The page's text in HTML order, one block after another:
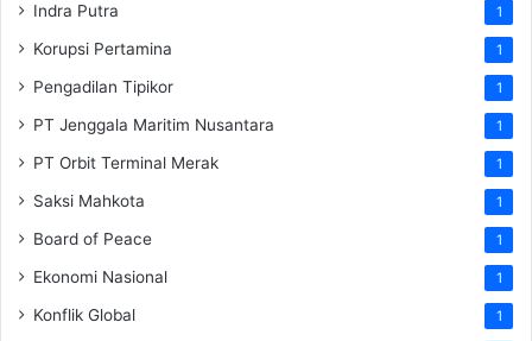
Indra Putra 1
Korupsi Pertamina 1
Pengadilan Tipikor 1
PT Jenggala Maritim Nusantara 1
PT Orbit Terminal Merak 1
Saksi Mahkota 1
Board of Peace 1
Ekonomi Nasional 1
Konflik Global 1